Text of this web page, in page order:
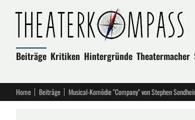
Beiträge Kritiken Hintergründe Theatermacher
Home Beiträge Musical-Komödie "Company" von Stephen